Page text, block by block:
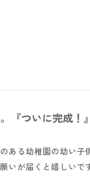
『ついに完成！』
ある幼稚園の幼い子
いが届くと嬉しいで